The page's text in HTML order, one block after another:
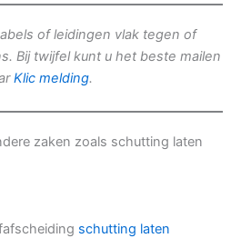
of leidingen vlak tegen of
Bij twijfel kunt u het beste mailen
Klic melding.
zaken zoals schutting laten
schutting laten